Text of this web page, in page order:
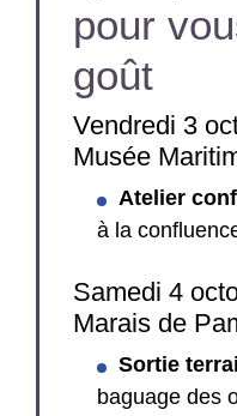
pour
goût
Vendredi 3
Musée
Atelier
à la
Samedi 4
Marais de
Sortie
baguage des